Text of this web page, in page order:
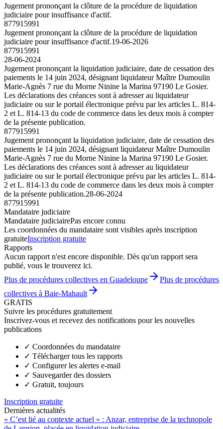
Jugement prononçant la clôture de la procédure de liquidation
judiciaire pour insuffisance d'actif.
877915991
Jugement prononçant la clôture de la procédure de liquidation
judiciaire pour insuffisance d'actif.19-06-2026
877915991
28-06-2024
Jugement prononçant la liquidation judiciaire, date de cessation des
paiements le 14 juin 2024, désignant liquidateur Maître Dumoulin
Marie-Agnès 7 rue du Morne Ninine la Marina 97190 Le Gosier.
Les déclarations des créances sont à adresser au liquidateur
judiciaire ou sur le portail électronique prévu par les articles L. 814-
2 et L. 814-13 du code de commerce dans les deux mois à compter
de la présente publication.
877915991
Jugement prononçant la liquidation judiciaire, date de cessation des
paiements le 14 juin 2024, désignant liquidateur Maître Dumoulin
Marie-Agnès 7 rue du Morne Ninine la Marina 97190 Le Gosier.
Les déclarations des créances sont à adresser au liquidateur
judiciaire ou sur le portail électronique prévu par les articles L. 814-
2 et L. 814-13 du code de commerce dans les deux mois à compter
de la présente publication.28-06-2024
877915991
Mandataire judiciaire
Mandataire judiciairePas encore connu
Les coordonnées du mandataire sont visibles après inscription
gratuiteInscription gratuite
Rapports
Aucun rapport n'est encore disponible. Dès qu'un rapport sera
publié, vous le trouverez ici.
Plus de procédures collectives en Guadeloupe
Plus de procédures
collectives à Baie-Mahault
GRATIS
Suivre les procédures gratuitement
Inscrivez-vous et recevez des notifications pour les nouvelles
publications
✓ Coordonnées du mandataire
✓ Télécharger tous les rapports
✓ Configurer les alertes e-mail
✓ Sauvegarder des dossiers
✓ Gratuit, toujours
Inscription gratuite
Dernières actualités
« C’est lié au contexte actuel » : Anzar, entreprise de la technopole